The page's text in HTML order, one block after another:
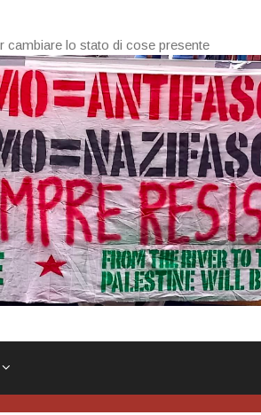
cambiare lo stato di cose presente